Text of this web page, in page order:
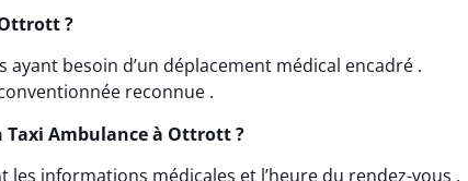
?
besoin d’un déplacement médical encadré .
reconnue .
Taxi Ambulance à Ottrott ?
informations médicales et l’heure du rendez-vous .